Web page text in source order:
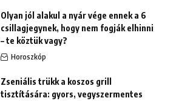
Olyan jól alakul a nyár vége ennek a 6
csillagjegynek, hogy nem fogják elhinni
– te köztük vagy?
Horoszkóp
Zseniális trükk a koszos grill
tisztítására: gyors, vegyszermentes